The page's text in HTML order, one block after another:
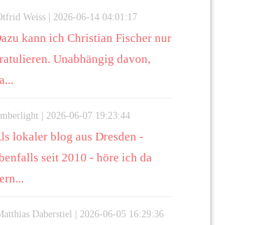
Weiss | 2026-06-14 04:01:17
kann ich Christian Fischer nur
Unabhängig davon,
| 2026-06-07 19:23:44
lokaler blog aus Dresden -
seit 2010 - höre ich da
Daberstiel | 2026-06-05 16:29:36